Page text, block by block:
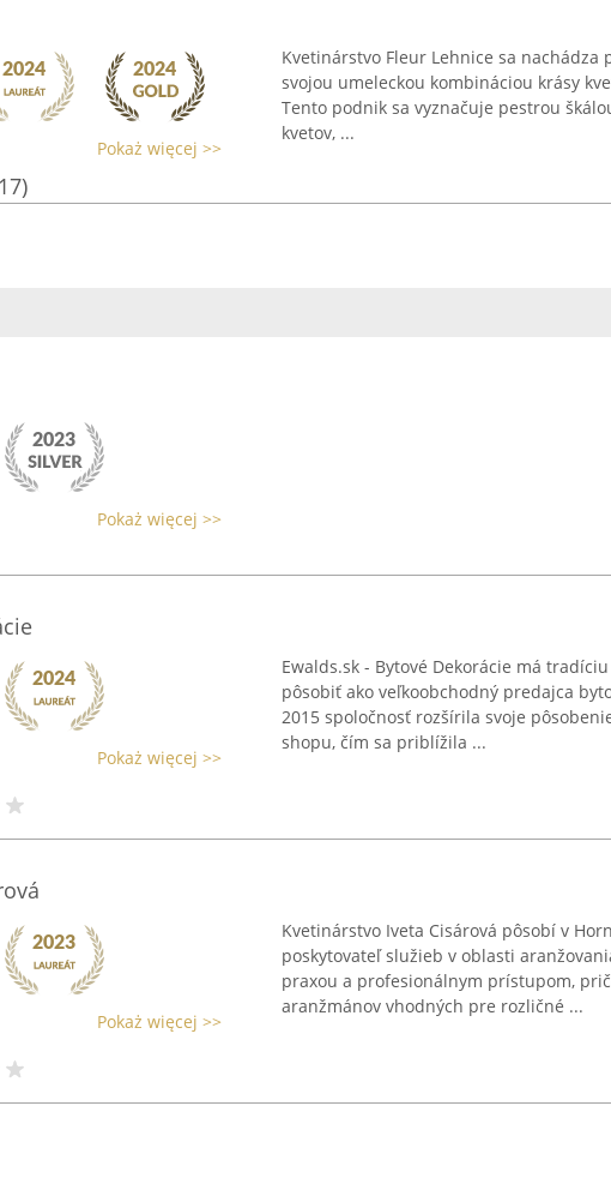
Pokaż więcej >>
Kvetinárstvo Fleur Lehnice sa
svojou umeleckou kombináciou krásy
Tento podnik sa vyznačuje pestrou
kvetov, ...
Pokaż więcej >>
Pokaż więcej >>
Ewalds.sk - Bytové Dekorácie má
pôsobiť ako veľkoobchodný predajca
2015 spoločnosť rozšírila svoje
shopu, čím sa priblížila ...
Pokaż więcej >>
Kvetinárstvo Iveta Cisárová pôsobí v
poskytovateľ služieb v oblasti
praxou a profesionálnym prístupom,
aranžmánov vhodných pre rozličné ...